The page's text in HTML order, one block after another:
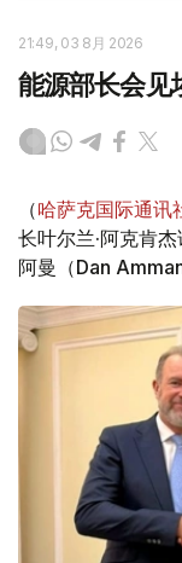
21:49, 03 8月 2026
能源部长会见
（哈萨克国际通讯
长叶尔兰·阿克肯
阿曼（Dan